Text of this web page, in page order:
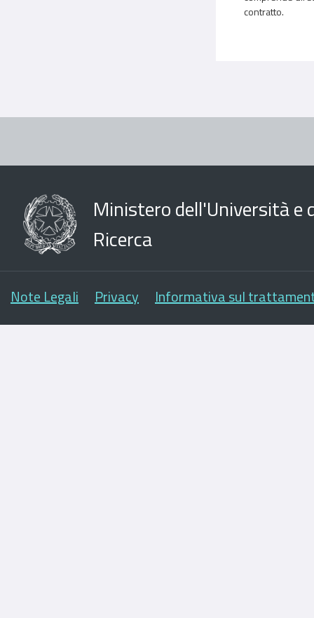
contratto.
Ministero dell'Università e
Ricerca
Note Legali Privacy Informativa sul